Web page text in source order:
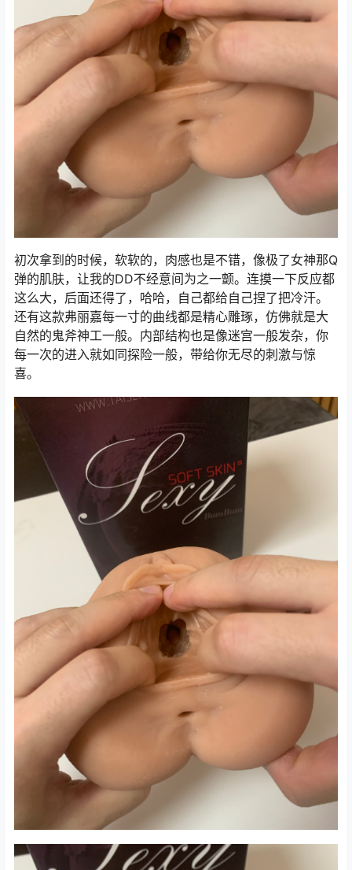
初次拿到的时候，软软的，肉感也是不错，像极了女神那Q
弹的肌肤，让我的DD不经意间为之一颤。连摸一下反应都
这么大，后面还得了，哈哈，自己都给自己捏了把冷汗。
还有这款弗丽嘉每一寸的曲线都是精心雕琢，仿佛就是大
自然的鬼斧神工一般。内部结构也是像迷宫一般发杂，你
每一次的进入就如同探险一般，带给你无尽的刺激与惊
喜。